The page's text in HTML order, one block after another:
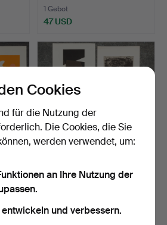
1 Gebot
47 USD
(4). MODERNE GRAFIKEN (3).
1 Gebot
Cookies
für die Nutzung der
Die Cookies, die Sie
werden verwendet, um:
an Ihre Nutzung der
und verbessern.